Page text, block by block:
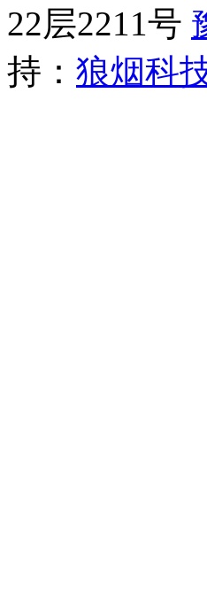
22层2211号​
持： 狼烟科